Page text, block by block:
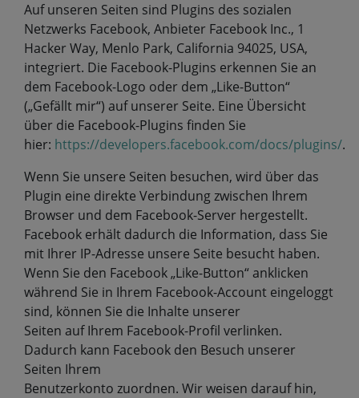
Auf unseren Seiten sind Plugins des sozialen
Netzwerks Facebook, Anbieter Facebook Inc., 1
Hacker Way, Menlo Park, California 94025, USA,
integriert. Die Facebook-Plugins erkennen Sie an
dem Facebook-Logo oder dem „Like-Button“
(„Gefällt mir“) auf unserer Seite. Eine Übersicht
über die Facebook-Plugins finden Sie
hier: https://developers.facebook.com/docs/plugins/.
Wenn Sie unsere Seiten besuchen, wird über das
Plugin eine direkte Verbindung zwischen Ihrem
Browser und dem Facebook-Server hergestellt.
Facebook erhält dadurch die Information, dass Sie
mit Ihrer IP-Adresse unsere Seite besucht haben.
Wenn Sie den Facebook „Like-Button“ anklicken
während Sie in Ihrem Facebook-Account eingeloggt
sind, können Sie die Inhalte unserer
Seiten auf Ihrem Facebook-Profil verlinken.
Dadurch kann Facebook den Besuch unserer
Seiten Ihrem
Benutzerkonto zuordnen. Wir weisen darauf hin,